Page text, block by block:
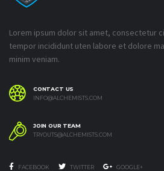
Lorem ipsum dolor sit amet, consectetur
tempor incididunt uten labore et dolore
minim veniam.
CONTACT US
INFO@ALCHEMISTS.COM
JOIN OUR TEAM
TRYOUTS@ALCHEMISTS.COM
FACEBOOK TWITTER GOOGLE+